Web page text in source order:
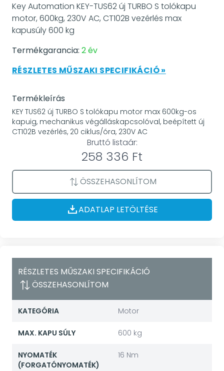
Key Automation KEY-TUS62 új TURBO S tolókapu
motor, 600kg, 230V AC, CT102B vezérlés max
kapusúly 600 kg
Termékgarancia: 2 év
RÉSZLETES MŰSZAKI SPECIFIKÁCIÓ »
Termékleírás
KEY TUS62 új TURBO S tolókapu motor max 600kg-os
kapuig, mechanikus végálláskapcsolóval, beépített új
CT102B vezérlés, 20 ciklus/óra, 230V AC
Bruttó listaár:
258 336 Ft
ÖSSZEHASONLÍTOM
ADATLAP LETÖLTÉSE
RÉSZLETES MŰSZAKI SPECIFIKÁCIÓ
ÖSSZEHASONLÍTOM
KATEGÓRIA Motor
MAX. KAPU SÚLY 600 kg
NYOMATÉK
(FORGATÓNYOMATÉK)
16 Nm